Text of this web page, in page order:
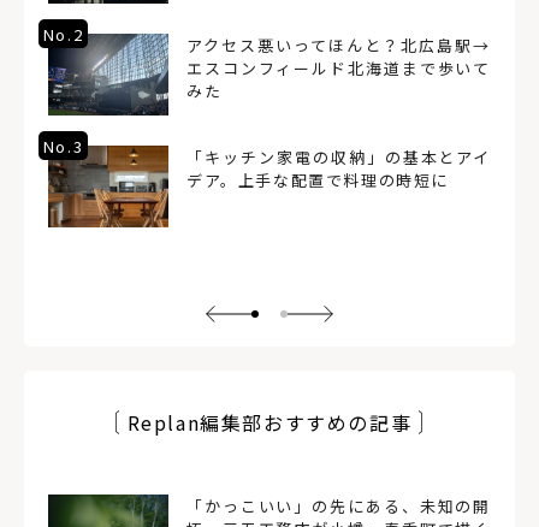
No.2
アクセス悪いってほんと？北広島駅→
エスコンフィールド北海道まで歩いて
みた
No.3
「キッチン家電の収納」の基本とアイ
デア。上手な配置で料理の時短に
Replan編集部おすすめの記事
「かっこいい」の先にある、未知の開